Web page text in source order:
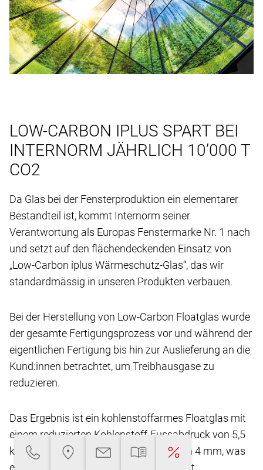
LOW-CARBON IPLUS SPART BEI
INTERNORM JÄHRLICH 10’000 T
CO2
Da Glas bei der Fensterproduktion ein elementarer
Bestandteil ist, kommt Internorm seiner
Verantwortung als Europas Fenstermarke Nr. 1 nach
und setzt auf den flächendeckenden Einsatz von
„Low-Carbon iplus Wärmeschutz-Glas“, das wir
standardmässig in unseren Produkten verbauen.
Bei der Herstellung von Low-Carbon Floatglas wurde
der gesamte Fertigungsprozess vor und während der
eigentlichen Fertigung bis hin zur Auslieferung an die
Kund:innen betrachtet, um Treibhausgase zu
reduzieren.
Das Ergebnis ist ein kohlenstoffarmes Floatglas mit
einem reduzierten Kohlenstoff-Fussabdruck von 5,5
kg CO2-eq/m2** bei einer Glasdicke von 4 mm, was
eine Reduktion von über 45 % ermöglicht.